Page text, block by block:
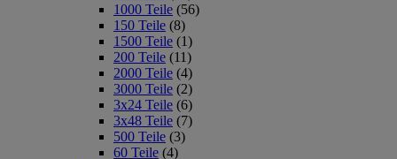
1000 Teile (56)
150 Teile (8)
1500 Teile (1)
200 Teile (11)
2000 Teile (4)
3000 Teile (2)
3x24 Teile (6)
3x48 Teile (7)
500 Teile (3)
60 Teile (4)